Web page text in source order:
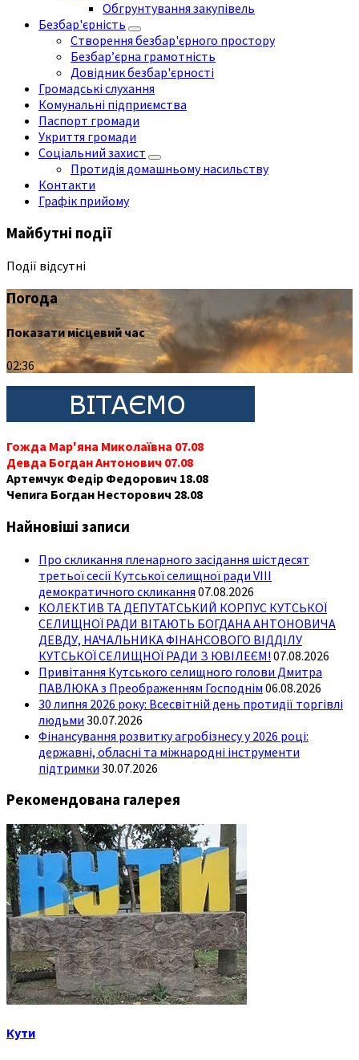
Обгрунтування закупівель
Безбар'єрність
Створення безбар'єрного простору
Безбар’єрна грамотність
Довідник безбар'єрності
Громадські слухання
Комунальні підприємства
Паспорт громади
Укриття громади
Соціальний захист
Протидія домашньому насильству
Контакти
Графік прийому
Майбутні події
Події відсутні
Погода
Показати місцевий час
02:36
Гожда Мар'яна Миколаївна 07.08
Девда Богдан Антонович 07.08
Артемчук Федір Федорович 18.08
Чепига Богдан Несторович 28.08
Найновіші записи
Про скликання пленарного засідання шістдесят
третьої сесії Кутської селищної ради VIII
демократичного скликання 07.08.2026
КОЛЕКТИВ ТА ДЕПУТАТСЬКИЙ КОРПУС КУТСЬКОЇ
СЕЛИЩНОЇ РАДИ ВІТАЮТЬ БОГДАНА АНТОНОВИЧА
ДЕВДУ, НАЧАЛЬНИКА ФІНАНСОВОГО ВІДДІЛУ
КУТСЬКОЇ СЕЛИЩНОЇ РАДИ З ЮВІЛЕЄМ! 07.08.2026
Привітання Кутського селищного голови Дмитра
ПАВЛЮКА з Преображенням Господнім 06.08.2026
30 липня 2026 року: Всесвітній день протидії торгівлі
людьми 30.07.2026
Фінансування розвитку агробізнесу у 2026 році:
державні, обласні та міжнародні інструменти
підтримки 30.07.2026
Рекомендована галерея
Кути